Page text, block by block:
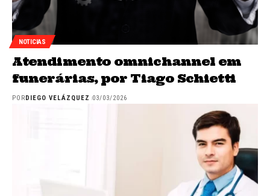
NOTICIAS
Atendimento omnichannel em
funerárias, por Tiago Schietti
POR DIEGO VELÁZQUEZ 03/03/2026